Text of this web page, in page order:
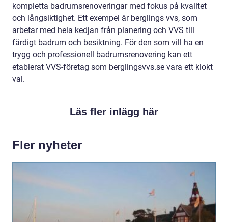
kompletta badrumsrenoveringar med fokus på kvalitet
och långsiktighet. Ett exempel är berglings vvs, som
arbetar med hela kedjan från planering och VVS till
färdigt badrum och besiktning. För den som vill ha en
trygg och professionell badrumsrenovering kan ett
etablerat VVS-företag som berglingsvvs.se vara ett klokt
val.
Läs fler inlägg här
Fler nyheter